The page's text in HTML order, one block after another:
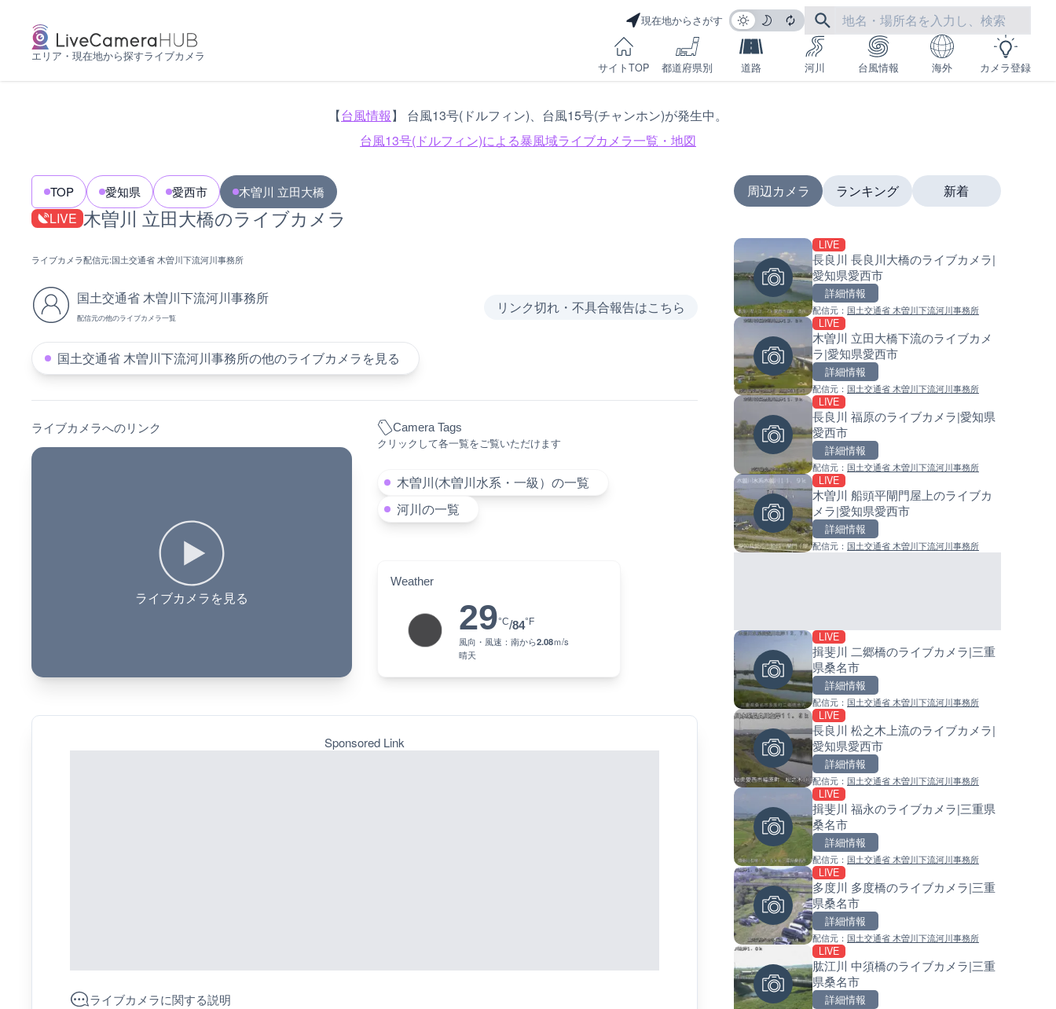
エリア・現在地から探すライブカメラ
現在地からさがす
サイトTOP 都道府県別 道路 河川 台風情報 海外 カメラ登録
【台風情報】 台風13号(ドルフィン)、台風15号(チャンホン)が発生中。
台風13号(ドルフィン)による暴風域ライブカメラ一覧・地図
TOP 愛知県 愛西市 木曽川 立田大橋
LIVE 木曽川 立田大橋のライブカメラ
ライブカメラ配信元:国土交通省 木曽川下流河川事務所
国土交通省 木曽川下流河川事務所
配信元の他のライブカメラ一覧
リンク切れ・不具合報告はこちら
国土交通省 木曽川下流河川事務所の他のライブカメラを見る
ライブカメラへのリンク
ライブカメラを見る
Camera Tags
クリックして各一覧をご覧いただけます
木曽川(木曽川水系・一級）の一覧
河川の一覧
Weather
29°C/84°F
風向・風速： 南から2.08ｍ/s
晴天
Sponsored Link
ライブカメラに関する説明
周辺カメラ
LIVE
長良川 長良川大橋のライブカメラ|
愛知県愛西市
詳細情報
配信元： 国土交通省 木曽川下流河川事務所
LIVE
木曽川 立田大橋下流のライブカメ
ラ|愛知県愛西市
詳細情報
配信元： 国土交通省 木曽川下流河川事務所
LIVE
長良川 福原のライブカメラ|愛知県
愛西市
詳細情報
配信元： 国土交通省 木曽川下流河川事務所
LIVE
木曽川 船頭平閘門屋上のライブカ
メラ|愛知県愛西市
詳細情報
配信元： 国土交通省 木曽川下流河川事務所
LIVE
揖斐川 二郷橋のライブカメラ|三重
県桑名市
詳細情報
配信元： 国土交通省 木曽川下流河川事務所
LIVE
長良川 松之木上流のライブカメラ|
愛知県愛西市
詳細情報
配信元： 国土交通省 木曽川下流河川事務所
LIVE
揖斐川 福永のライブカメラ|三重県
桑名市
詳細情報
配信元： 国土交通省 木曽川下流河川事務所
LIVE
多度川 多度橋のライブカメラ|三重
県桑名市
詳細情報
配信元： 国土交通省 木曽川下流河川事務所
LIVE
肱江川 中須橋のライブカメラ|三重
県桑名市
詳細情報
ランキング
国道1号 箱根新道12のライブ
配信元：国土交通省 横浜国道事務所
のと里山海道 高松サービスエ
のライブカメラ|石川県かほく
配信元：石川県土木部道路整備課
国道29号 戸倉北のライブカメ
配信元：国土交通省 姫路河川国道事務所
林崎海水浴場のライブカメラ|
県明石市
配信元：林崎ライブカメラ
三面川 宮ノ下のライブカメラ|
配信元：新潟県土木部河川管理課
秋間川 蔵人橋のライブカメラ|
配信元：国土交通省
WINKより国道2号・姫路バイ
配信元：姫路ケーブルテレビ株式会社
NEXCO西日本より名神高速道
配信元：NEXCO西日本
国道186号 スパ羅漢のライブ
新着
南出川水門付近のライブカメ
配信元：日高町役場
比井川水門付近から比井崎海
イブカメラ|和歌山県日高町
配信元：日高町役場
小浦川水門付近から小浦海水
配信元：日高町役場
産湯川水門付近のライブカメ
歌山県日高町
配信元：日高町役場
導目木川 花立砂防堰堤下流の
配信元：福岡県庁県土整備部河川課
常呂川 鹿ノ子ダムのライブカ
配信元：国土交通省 北海道開発局
天塩川 岩尾内ダムのライブカ
配信元：国土交通省 北海道開発局
東京都品川区南大井のライブ
配信元：東京都品川区南大井ライブカメラ
道の駅さがのせきのライブカ